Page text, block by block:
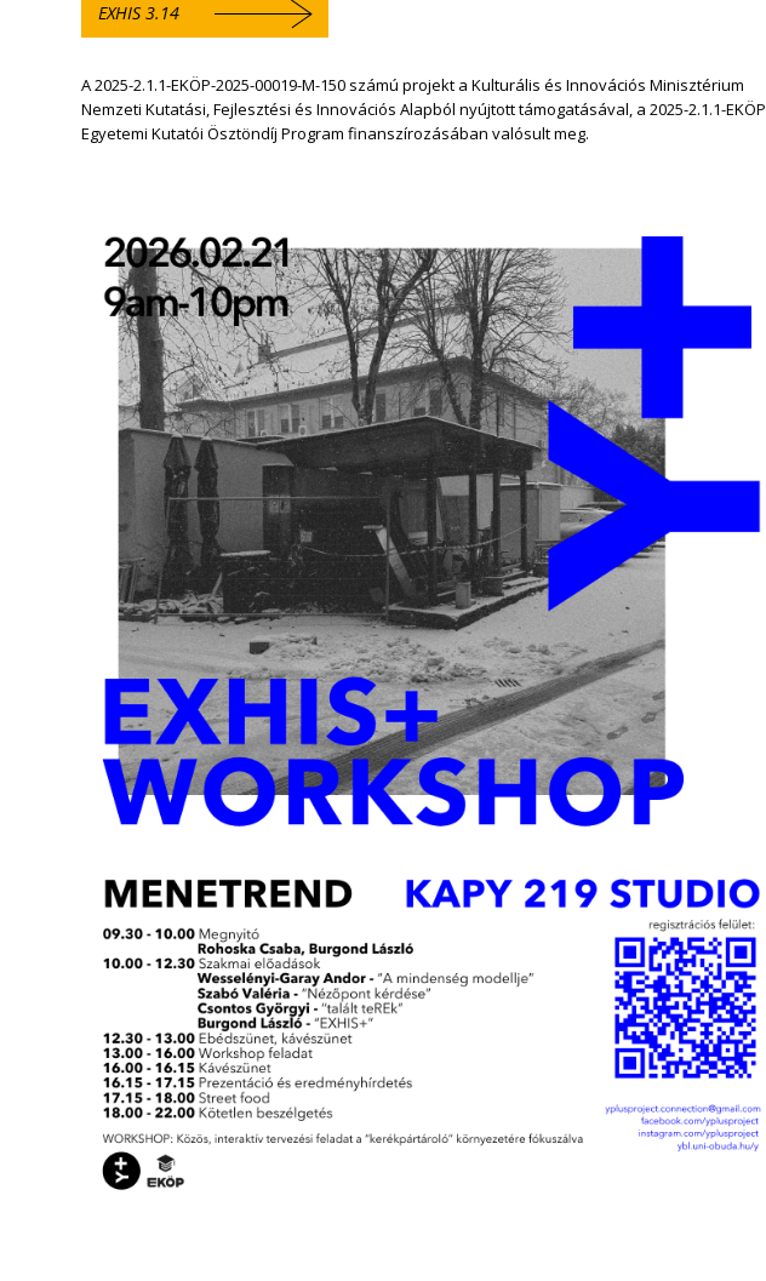
EXHIS 3.14
A 2025-2.1.1-EKÖP-2025-00019-M-150 számú projekt a Kulturális és Innovációs Minisztérium
Nemzeti Kutatási, Fejlesztési és Innovációs Alapból nyújtott támogatásával, a 2025-2.1.1-EKÖP
Egyetemi Kutatói Ösztöndíj Program finanszírozásában valósult meg.